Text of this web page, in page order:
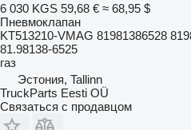
6 030 KGS 59,68 € ≈ 68,95 $
Пневмоклапан
KT513210-VMAG 81981386528
81.98138-6525
газ
Эстония, Tallinn
TruckParts Eesti OÜ
Связаться с продавцом